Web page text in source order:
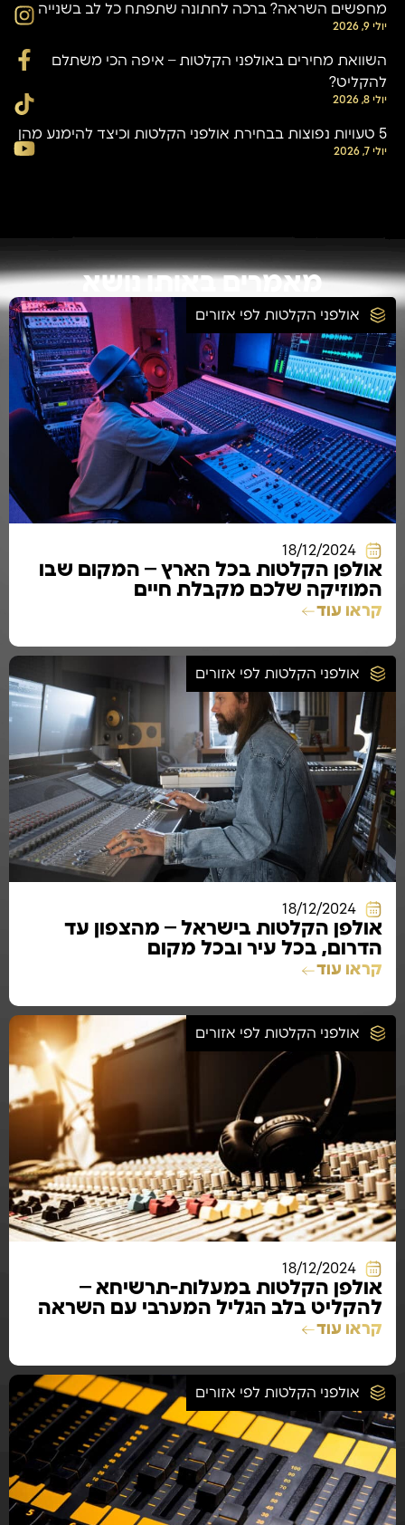
מחפשים השראה? ברכה לחתונה שתפתח כל לב בשנייה
יולי 9, 2026
השוואת מחירים באולפני הקלטות – איפה הכי משתלם
להקליט?
יולי 8, 2026
5 טעויות נפוצות בבחירת אולפני הקלטות וכיצד להימנע מהן
יולי 7, 2026
מאמרים באותו נושא
אולפני הקלטות לפי אזורים
18/12/2024
אולפן הקלטות בכל הארץ – המקום שבו
המוזיקה שלכם מקבלת חיים
קראו עוד
אולפני הקלטות לפי אזורים
18/12/2024
אולפן הקלטות בישראל – מהצפון עד
הדרום, בכל עיר ובכל מקום
קראו עוד
אולפני הקלטות לפי אזורים
18/12/2024
אולפן הקלטות במעלות-תרשיחא –
להקליט בלב הגליל המערבי עם השראה
ייחודית
קראו עוד
אולפני הקלטות לפי אזורים